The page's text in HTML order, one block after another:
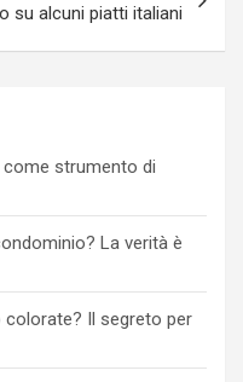
su alcuni piatti italiani
come strumento di
La verità è
colorate? Il segreto per